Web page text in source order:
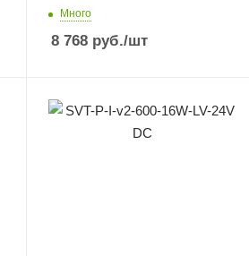
Много
8 768руб./шт